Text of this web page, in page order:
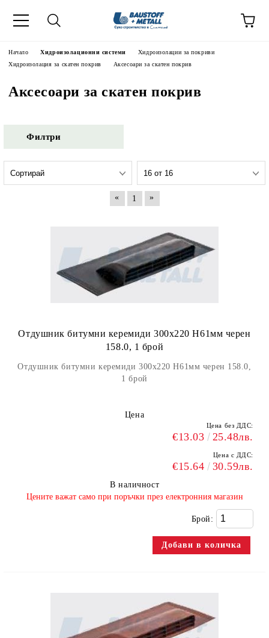
Начало Хидроизолационни системи
Хидроизолации за покриви
Хидроизолация за скатен покрив
Аксесоари за скатен покрив
Аксесоари за скатен покрив
Филтри
« 1 »
Отдушник битумни керемиди 300х220 H61мм черен
158.0, 1 брой
Отдушник битумни керемиди 300х220 H61мм черен 158.0,
1 брой
Цена
Цена без ДДС:
€13.03 25.48лв.
Цена с ДДС:
€15.64 30.59лв.
В наличност
​Цените важат само при поръчки през електронния магазин
Брой: